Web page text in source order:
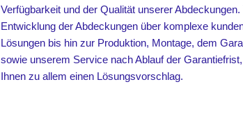
Verfügbarkeit und der Qualität unserer Abdeckungen.
Entwicklung der Abdeckungen über komplexe
Lösungen bis hin zur Produktion, Montage, dem
sowie unserem Service nach Ablauf der
Ihnen zu allem einen Lösungsvorschlag.